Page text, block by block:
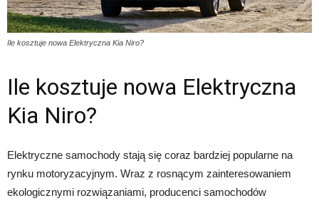
Ile kosztuje nowa Elektryczna Kia Niro?
Ile kosztuje nowa Elektryczna
Kia Niro?
Elektryczne samochody stają się coraz bardziej popularne na
rynku motoryzacyjnym. Wraz z rosnącym zainteresowaniem
ekologicznymi rozwiązaniami, producenci samochodów